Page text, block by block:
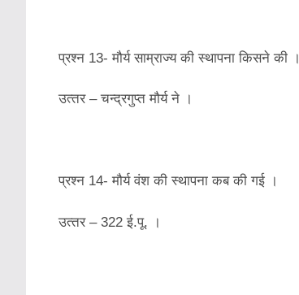
प्रश्‍न 13- मौर्य साम्राज्‍य की स्‍थापना किसने की ।
उत्‍तर – चन्‍द्रगुप्‍त मौर्य ने ।
प्रश्‍न 14- मौर्य वंश की स्‍थापना कब की गई ।
उत्‍तर – 322 ई.पू. ।